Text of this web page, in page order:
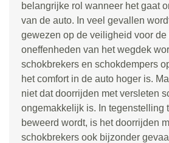
belangrijke rol wanneer het gaat
van de auto. In veel gevallen
gewezen op de veiligheid voor
oneffenheden van het wegdek
schokbrekers en schokdempers
het comfort in de auto hoger is.
niet dat doorrijden met versleten
ongemakkelijk is. In tegenstelling
beweerd wordt, is het doorrijden
schokbrekers ook bijzonder